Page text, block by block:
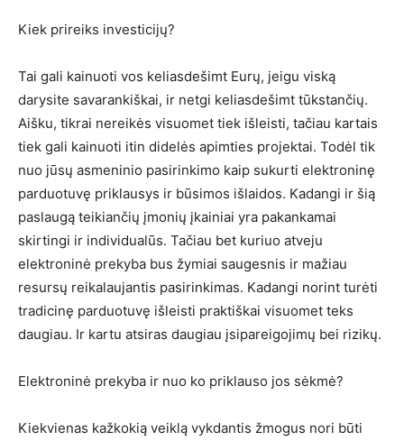
Kiek prireiks investicijų?
Tai gali kainuoti vos keliasdešimt Eurų, jeigu viską
darysite savarankiškai, ir netgi keliasdešimt tūkstančių.
Aišku, tikrai nereikės visuomet tiek išleisti, tačiau kartais
tiek gali kainuoti itin didelės apimties projektai. Todėl tik
nuo jūsų asmeninio pasirinkimo kaip sukurti elektroninę
parduotuvę priklausys ir būsimos išlaidos. Kadangi ir šią
paslaugą teikiančių įmonių įkainiai yra pakankamai
skirtingi ir individualūs. Tačiau bet kuriuo atveju
elektroninė prekyba bus žymiai saugesnis ir mažiau
resursų reikalaujantis pasirinkimas. Kadangi norint turėti
tradicinę parduotuvę išleisti praktiškai visuomet teks
daugiau. Ir kartu atsiras daugiau įsipareigojimų bei rizikų.
Elektroninė prekyba ir nuo ko priklauso jos sėkmė?
Kiekvienas kažkokią veiklą vykdantis žmogus nori būti